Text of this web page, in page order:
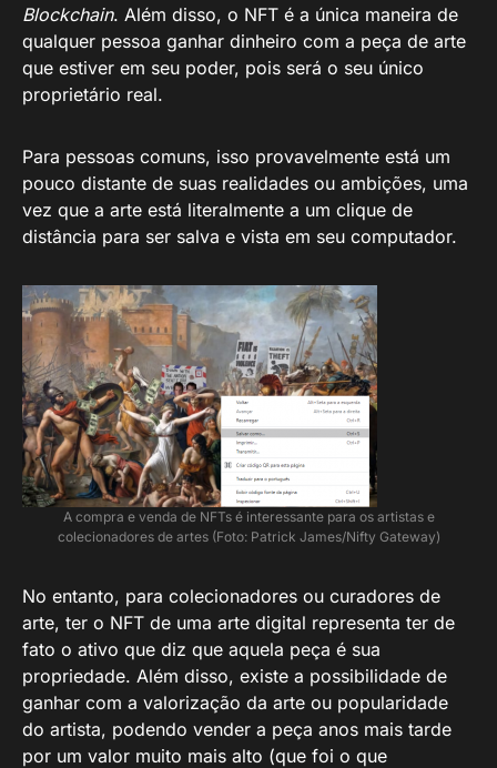
Blockchain. Além disso, o NFT é a única maneira de
qualquer pessoa ganhar dinheiro com a peça de arte
que estiver em seu poder, pois será o seu único
proprietário real.
Para pessoas comuns, isso provavelmente está um
pouco distante de suas realidades ou ambições, uma
vez que a arte está literalmente a um clique de
distância para ser salva e vista em seu computador.
A compra e venda de NFTs é interessante para os artistas e
colecionadores de artes (Foto: Patrick James/Nifty Gateway)
No entanto, para colecionadores ou curadores de
arte, ter o NFT de uma arte digital representa ter de
fato o ativo que diz que aquela peça é sua
propriedade. Além disso, existe a possibilidade de
ganhar com a valorização da arte ou popularidade
do artista, podendo vender a peça anos mais tarde
por um valor muito mais alto (que foi o que